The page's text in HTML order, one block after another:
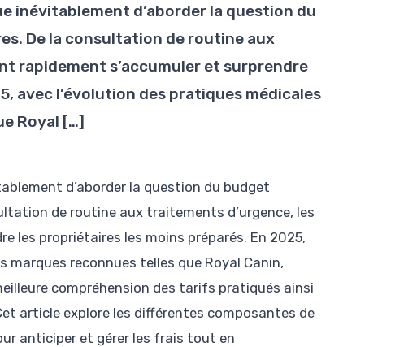
inévitablement d’aborder la question du
De la consultation de routine aux
rapidement s’accumuler et surprendre
avec l’évolution des pratiques médicales
Royal […]
d’aborder la question du budget
de routine aux traitements d’urgence, les
les propriétaires les moins préparés. En 2025,
marques reconnues telles que Royal Canin,
compréhension des tarifs pratiqués ainsi
article explore les différentes composantes de
anticiper et gérer les frais tout en